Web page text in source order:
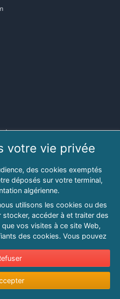
ALL RIGHTS RESERVED
d'utilisation
vie privée
votre vie privée
des cookies exemptés
déposés sur votre terminal,
algérienne.
utilisons les cookies ou des
accéder à et traiter des
vos visites à ce site Web,
des cookies. Vous pouvez
en cliquant sur « Refuser
politique en matière de cookies
veuillez consulter notre